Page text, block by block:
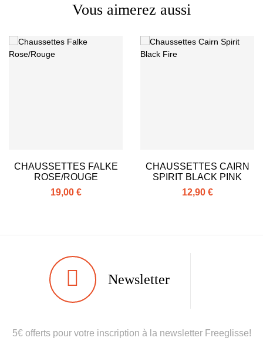
All mountain
Utilisateur Homme
adulte performance
Vous aimerez aussi
Prix
CHAUSSETTES FALKE
ROSE/ROUGE
19,00 €
Prix
CHAUSSETTES CAIRN
SPIRIT BLACK PINK
12,90 €
Newsletter
5€ offerts pour votre inscription à la newsletter Freeglisse!